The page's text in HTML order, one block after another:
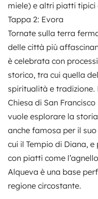
miele) e altri piatti tipici
Tappa 2: Evora
Tornate sulla terra
delle città più
è celebrata con
storico, tra cui quella
spiritualità e tradizione.
Chiesa di San
vuole esplorare la
anche famosa per il
cui il Tempio di Diana,
con piatti come
Alqueva è una base
regione circostante.